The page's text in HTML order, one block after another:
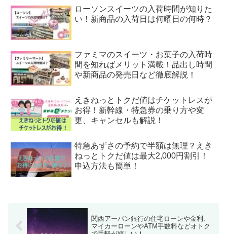
ローソンスイーツの入荷時間が知りた
い！新商品の入荷日は何曜日の何時？
ファミマのスイーツ・お菓子の入荷時
間を知ればメリット満載！品出し時間
や新商品の発売日など徹底解説！
えきねっとトクだ値はチケットレスが
お得！新幹線・特急券の乗り方や変
更、キャンセルも解説！
特急あずさの予約で半額は無理？えき
ねっとトクだ値は最大2,000円割引！
申込方法も簡単！
関西アーバン銀行の住宅ローンや金利、
マイカーローンやATM手数料などオトク